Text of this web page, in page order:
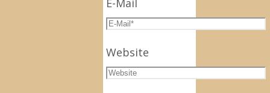
Website